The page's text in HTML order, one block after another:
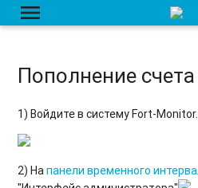
menu
Контроль приема данных с
приема данных
Срок хранения данных на сервере
Создание счета
Пополнение счета
1) Войдите в систему Fort-Monitor.
2) Напанели временного